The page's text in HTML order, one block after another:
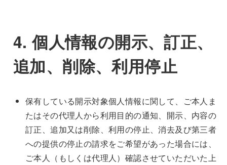
4. 個人情報の開示、訂正、
追加、削除、利用停止
保有している開示対象個人情報に関して、ご本人ま
たはその代理人から利用目的の通知、開示、内容の
訂正、追加又は削除、利用の停止、消去及び第三者
への提供の停止の請求をご希望があった場合には、
ご本人（もしくは代理人）確認させていただいた上